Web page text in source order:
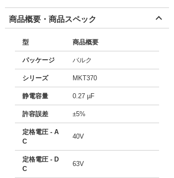
商品概要・商品スペック
型 商品概要
パッケージ バルク
シリーズ MKT370
静電容量 0.27 µF
許容誤差 ±5%
定格電圧 - A
C
40V
定格電圧 - D
C
63V